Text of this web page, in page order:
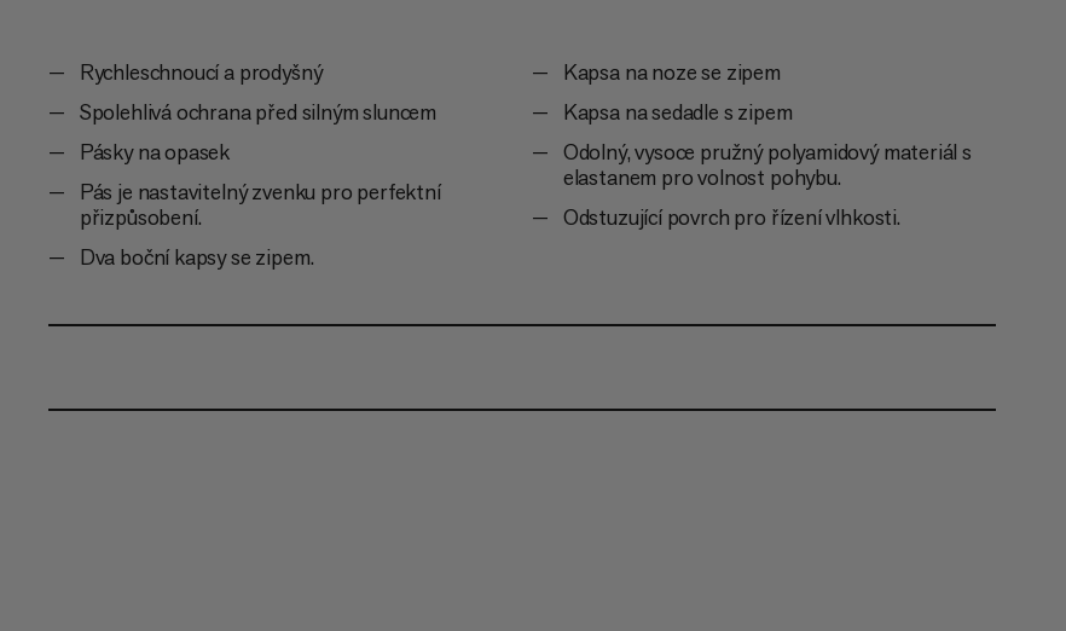
Rychleschnoucí a prodyšný
Spolehlivá ochrana před silným sluncem
Pásky na opasek
Pás je nastavitelný zvenku pro perfektní
přizpůsobení.
Dva boční kapsy se zipem.
Kapsa na noze se zipem
Kapsa na sedadle s zipem
Odolný, vysoce pružný polyamidový materiál s
elastanem pro volnost pohybu.
Odstuzující povrch pro řízení vlhkosti.